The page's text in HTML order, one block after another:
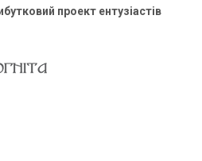
проект ентузіастів